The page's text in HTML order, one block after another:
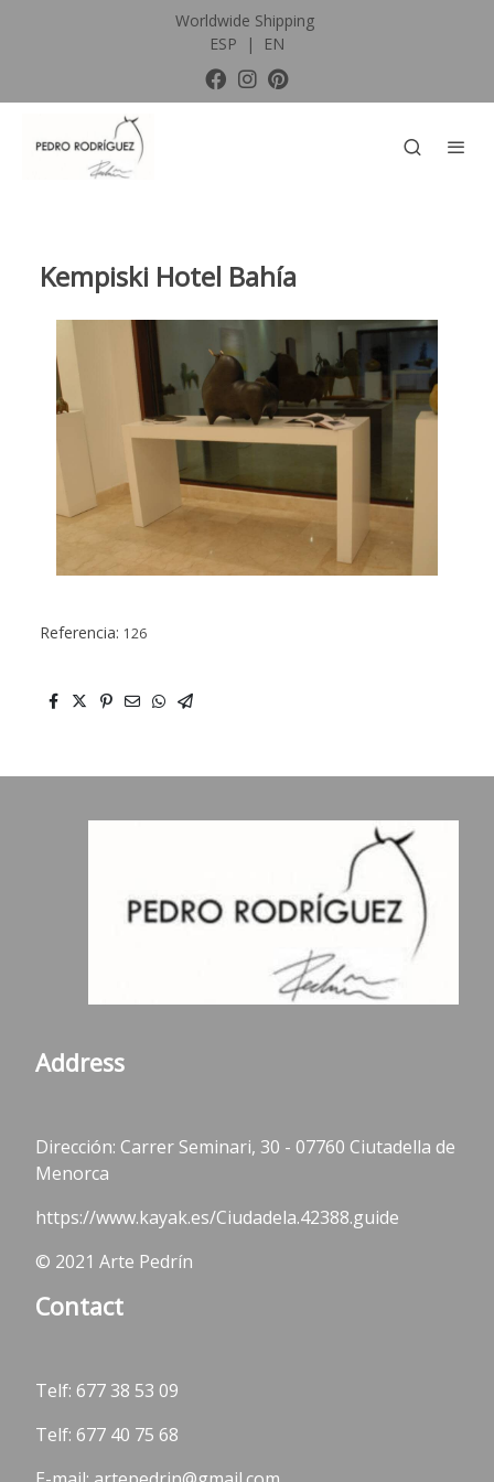
Worldwide Shipping
ESP
| EN
Kempiski Hotel Bahía
Referencia: 126
Address
Dirección: Carrer Seminari, 30 - 07760 Ciutadella de
Menorca
https://www.kayak.es/Ciudadela.42388.guide
© 2021 Arte Pedrín
Contact
Telf: 677 38 53 09
Telf: 677 40 75 68